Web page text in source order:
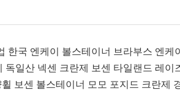
한국 엔케이 볼스테이너 브라부스 엔케
일산 넥센 크란제 보센 타일랜드 레이
보센 볼스테이너 모모 포지드 크란제